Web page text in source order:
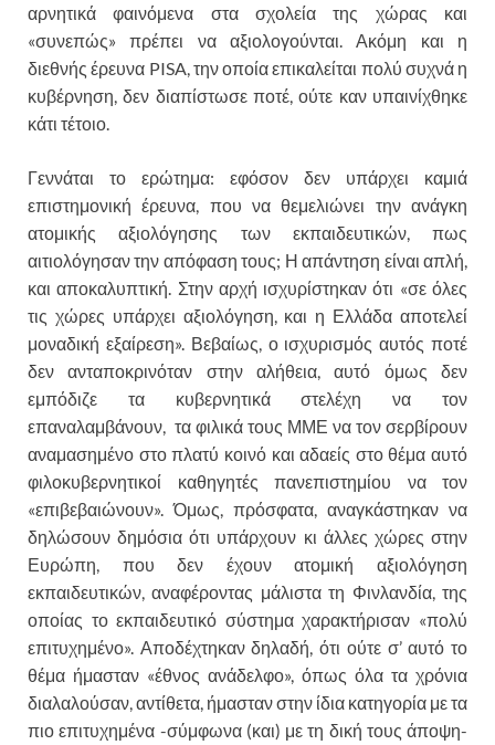
αρνητικά φαινόμενα στα σχολεία της χώρας και
«συνεπώς» πρέπει να αξιολογούνται. Ακόμη και η
διεθνής έρευνα PISA, την οποία επικαλείται πολύ συχνά η
κυβέρνηση, δεν διαπίστωσε ποτέ, ούτε καν υπαινίχθηκε
κάτι τέτοιο.
Γεννάται το ερώτημα: εφόσον δεν υπάρχει καμιά
επιστημονική έρευνα, που να θεμελιώνει την ανάγκη
ατομικής αξιολόγησης των εκπαιδευτικών, πως
αιτιολόγησαν την απόφαση τους; Η απάντηση είναι απλή,
και αποκαλυπτική. Στην αρχή ισχυρίστηκαν ότι «σε όλες
τις χώρες υπάρχει αξιολόγηση, και η Ελλάδα αποτελεί
μοναδική εξαίρεση». Βεβαίως, ο ισχυρισμός αυτός ποτέ
δεν ανταποκρινόταν στην αλήθεια, αυτό όμως δεν
εμπόδιζε τα κυβερνητικά στελέχη να τον
επαναλαμβάνουν, τα φιλικά τους ΜΜΕ να τον σερβίρουν
αναμασημένο στο πλατύ κοινό και αδαείς στο θέμα αυτό
φιλοκυβερνητικοί καθηγητές πανεπιστημίου να τον
«επιβεβαιώνουν». Όμως, πρόσφατα, αναγκάστηκαν να
δηλώσουν δημόσια ότι υπάρχουν κι άλλες χώρες στην
Ευρώπη, που δεν έχουν ατομική αξιολόγηση
εκπαιδευτικών, αναφέροντας μάλιστα τη Φινλανδία, της
οποίας το εκπαιδευτικό σύστημα χαρακτήρισαν «πολύ
επιτυχημένο». Αποδέχτηκαν δηλαδή, ότι ούτε σ’ αυτό το
θέμα ήμασταν «έθνος ανάδελφο», όπως όλα τα χρόνια
διαλαλούσαν, αντίθετα, ήμασταν στην ίδια κατηγορία με τα
πιο επιτυχημένα -σύμφωνα (και) με τη δική τους άποψη-